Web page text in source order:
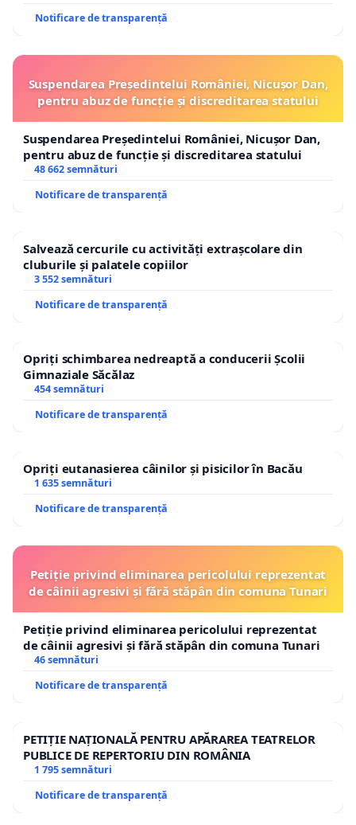
Notificare de transparență
Suspendarea Președintelui României, Nicușor Dan,
pentru abuz de funcție și discreditarea statului
Suspendarea Președintelui României, Nicușor Dan,
pentru abuz de funcție și discreditarea statului
48 662 semnături
Notificare de transparență
Salvează cercurile cu activități extrașcolare din
cluburile și palatele copiilor
3 552 semnături
Notificare de transparență
Opriți schimbarea nedreaptă a conducerii Școlii
Gimnaziale Săcălaz
454 semnături
Notificare de transparență
Opriți eutanasierea câinilor și pisicilor în Bacău
1 635 semnături
Notificare de transparență
Petiție privind eliminarea pericolului reprezentat
de câinii agresivi și fără stăpân din comuna Tunari
Petiție privind eliminarea pericolului reprezentat
de câinii agresivi și fără stăpân din comuna Tunari
46 semnături
Notificare de transparență
PETIȚIE NAȚIONALĂ PENTRU APĂRAREA TEATRELOR
PUBLICE DE REPERTORIU DIN ROMÂNIA
1 795 semnături
Notificare de transparență